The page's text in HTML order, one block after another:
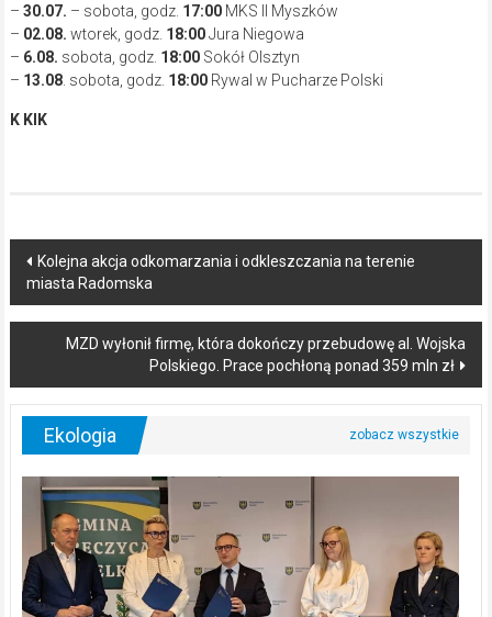
– 30.07. – sobota, godz. 17:00MKS II Myszków
– 02.08. wtorek, godz. 18:00Jura Niegowa
– 6.08. sobota, godz. 18:00Sokół Olsztyn
– 13.08. sobota, godz. 18:00Rywal w Pucharze Polski
K KIK
Post
navigation
Kolejna akcja odkomarzania i odkleszczania na terenie
miasta Radomska
MZD wyłonił firmę, która dokończy przebudowę al. Wojska
Polskiego. Prace pochłoną ponad 359 mln zł
Ekologia